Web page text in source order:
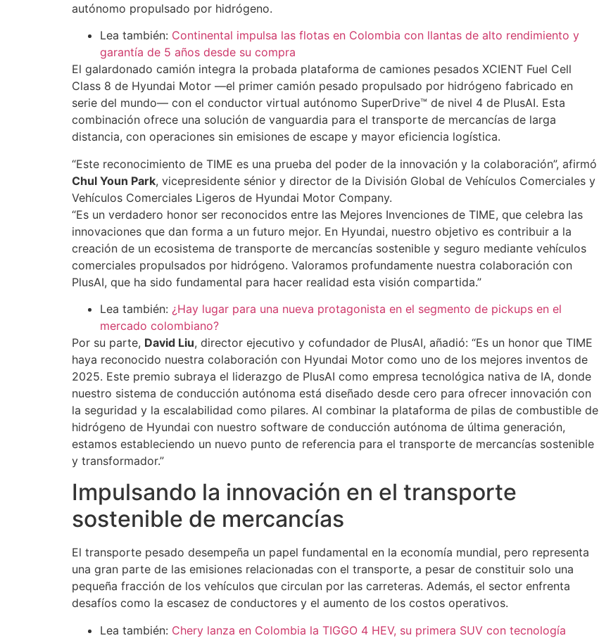
autónomo propulsado por hidrógeno.
Lea también: Continental impulsa las flotas en Colombia con llantas de alto rendimiento y
garantía de 5 años desde su compra
El galardonado camión integra la probada plataforma de camiones pesados XCIENT Fuel Cell
Class 8 de Hyundai Motor —el primer camión pesado propulsado por hidrógeno fabricado en
serie del mundo— con el conductor virtual autónomo SuperDrive™ de nivel 4 de PlusAI. Esta
combinación ofrece una solución de vanguardia para el transporte de mercancías de larga
distancia, con operaciones sin emisiones de escape y mayor eficiencia logística.
“Este reconocimiento de TIME es una prueba del poder de la innovación y la colaboración”, afirmó
Chul Youn Park, vicepresidente sénior y director de la División Global de Vehículos Comerciales y
Vehículos Comerciales Ligeros de Hyundai Motor Company.
“Es un verdadero honor ser reconocidos entre las Mejores Invenciones de TIME, que celebra las
innovaciones que dan forma a un futuro mejor. En Hyundai, nuestro objetivo es contribuir a la
creación de un ecosistema de transporte de mercancías sostenible y seguro mediante vehículos
comerciales propulsados por hidrógeno. Valoramos profundamente nuestra colaboración con
PlusAI, que ha sido fundamental para hacer realidad esta visión compartida.”
Lea también: ¿Hay lugar para una nueva protagonista en el segmento de pickups en el
mercado colombiano?
Por su parte, David Liu, director ejecutivo y cofundador de PlusAI, añadió: “Es un honor que TIME
haya reconocido nuestra colaboración con Hyundai Motor como uno de los mejores inventos de
2025. Este premio subraya el liderazgo de PlusAI como empresa tecnológica nativa de IA, donde
nuestro sistema de conducción autónoma está diseñado desde cero para ofrecer innovación con
la seguridad y la escalabilidad como pilares. Al combinar la plataforma de pilas de combustible de
hidrógeno de Hyundai con nuestro software de conducción autónoma de última generación,
estamos estableciendo un nuevo punto de referencia para el transporte de mercancías sostenible
y transformador.”
Impulsando la innovación en el transporte
sostenible de mercancías
El transporte pesado desempeña un papel fundamental en la economía mundial, pero representa
una gran parte de las emisiones relacionadas con el transporte, a pesar de constituir solo una
pequeña fracción de los vehículos que circulan por las carreteras. Además, el sector enfrenta
desafíos como la escasez de conductores y el aumento de los costos operativos.
Lea también: Chery lanza en Colombia la TIGGO 4 HEV, su primera SUV con tecnología